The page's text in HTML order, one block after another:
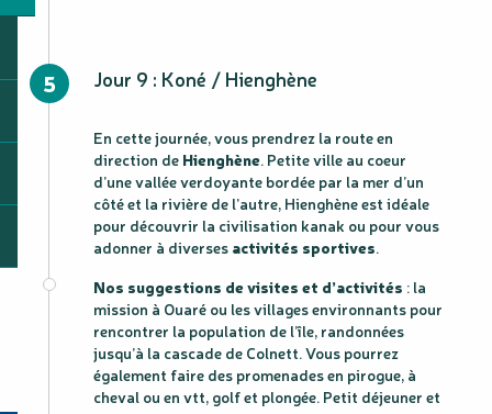
5 Jour 9 : Koné / Hienghène
En cette journée, vous prendrez la route en
direction de Hienghène. Petite ville au coeur
d’une vallée verdoyante bordée par la mer d’un
côté et la rivière de l’autre, Hienghène est idéale
pour découvrir la civilisation kanak ou pour vous
adonner à diverses activités sportives.
Nos suggestions de visites et d’activités : la
mission à Ouaré ou les villages environnants pour
rencontrer la population de l’île, randonnées
jusqu’à la cascade de Colnett. Vous pourrez
également faire des promenades en pirogue, à
cheval ou en vtt, golf et plongée. Petit déjeuner et